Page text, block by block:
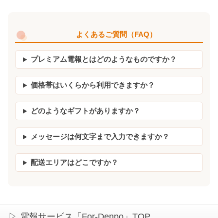
よくあるご質問（FAQ）
プレミアム電報とはどのようなものですか？
価格帯はいくらから利用できますか？
どのようなギフトがありますか？
メッセージは何文字まで入力できますか？
配送エリアはどこですか？